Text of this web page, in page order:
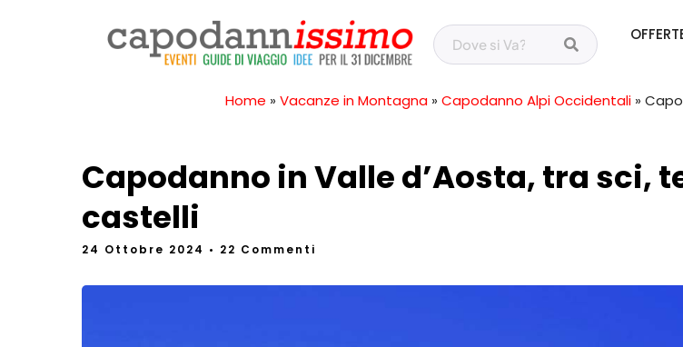
Home » Vacanze in Montagna » Capodanno Alpi Occidentali »
Capodanno in Valle d’Aosta, tra sci,
castelli
24 Ottobre 2024 • 22 Commenti